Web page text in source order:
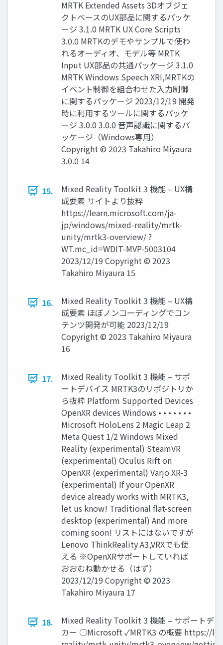
MRTK Extended Assets 3Dオブジェ
クトベースのUX部品に関するパッケ
ージ 3.1.0 MRTK UX Core Scripts
3.0.0 MRTKのデモやサンプルで使わ
れるオーディオ、モデル等 MRTK
Input UX部品の共通パッケージ 3.1.0
MRTK Windows Speech XRI,MRTKの
イベント制御を組合わせた入力制御
に関するパッケージ 2023/12/19 開発
時に利用するツールに関するパッケ
ージ 3.0.0 3.0.0 音声認識に関するパ
ッケージ（Windows専用）
Copyright © 2023 Takahiro Miyaura
3.0.0 14
15.
Mixed Reality Toolkit 3 機能 – UX構
成要素 サイトより抜粋
https://learn.microsoft.com/ja-
jp/windows/mixed-reality/mrtk-
unity/mrtk3-overview/ ?
WT.mc_id=WDIT-MVP-5003104
2023/12/19 Copyright © 2023
Takahiro Miyaura 15
16.
Mixed Reality Toolkit 3 機能 – UX構
成要素 ほぼノンコーディングでコン
テンツ開発が可能 2023/12/19
Copyright © 2023 Takahiro Miyaura
16
17.
Mixed Reality Toolkit 3 機能 – サポ
ートデバイス MRTK3のリポジトリか
ら抜粋 Platform Supported Devices
OpenXR devices Windows • • • • • • •
Microsoft HoloLens 2 Magic Leap 2
Meta Quest 1/2 Windows Mixed
Reality (experimental) SteamVR
(experimental) Oculus Rift on
OpenXR (experimental) Varjo XR-3
(experimental) If your OpenXR
device already works with MRTK3,
let us know! Traditional flat-screen
desktop (experimental) And more
coming soon! リストにはないですが
Lenovo ThinkReality A3,VRXでも使
える ※OpenXRサポートしていれば
おおむね動かせる（はず）
2023/12/19 Copyright © 2023
Takahiro Miyaura 17
18.
Mixed Reality Toolkit 3 機能 – サポートデ
カー ○Microsoft ✓MRTK3 の概要 https://